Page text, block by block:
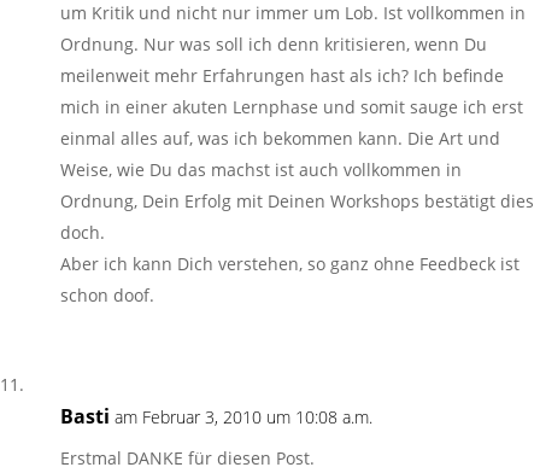
um Kritik und nicht nur immer um Lob. Ist vollkommen in
Ordnung. Nur was soll ich denn kritisieren, wenn Du
meilenweit mehr Erfahrungen hast als ich? Ich befinde
mich in einer akuten Lernphase und somit sauge ich erst
einmal alles auf, was ich bekommen kann. Die Art und
Weise, wie Du das machst ist auch vollkommen in
Ordnung, Dein Erfolg mit Deinen Workshops bestätigt dies
doch.
Aber ich kann Dich verstehen, so ganz ohne Feedbeck ist
schon doof.
Basti am Februar 3, 2010 um 10:08 a.m.
Erstmal DANKE für diesen Post.